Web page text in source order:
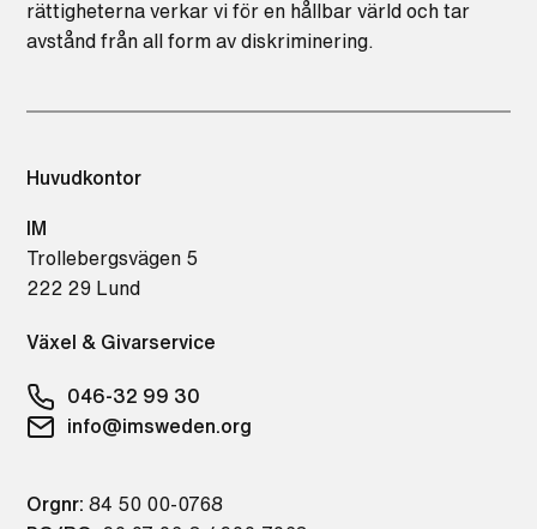
rättigheterna verkar vi för en hållbar värld och tar
avstånd från all form av diskriminering.
Huvudkontor
IM
Trollebergsvägen 5
222 29 Lund
Växel & Givarservice
046-32 99 30
info@imsweden.org
Orgnr: 84 50 00-0768